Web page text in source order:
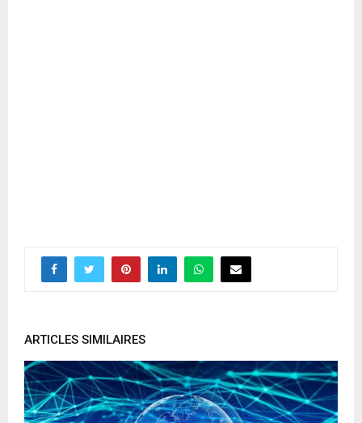
ARTICLES SIMILAIRES